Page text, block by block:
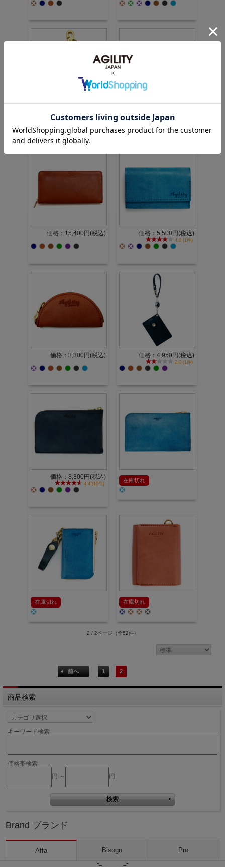
4.5 (2件) 4.7 (3件)
価格：15,400円(税込) 価格：5,500円(税込)
4.0 (1件)
価格：3,300円(税込) 価格：4,950円(税込)
2.0 (1件)
価格：8,800円(税込)
4.4 (10件)
在庫切れ
在庫切れ 在庫切れ
2 / 2ページ （全52件）
前へ 1 2
商品検索
キーワード検索
価格帯検索
円 ～
円
Brand ブランド
Affa Bisogn Pro